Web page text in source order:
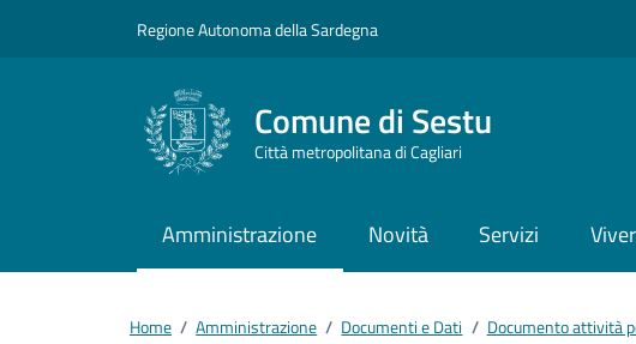
Regione Autonoma della Sardegna
Comune di Sestu
Città metropolitana di Cagliari
Amministrazione Novità Servizi
Home / Amministrazione / Documenti e Dati / Documento attività